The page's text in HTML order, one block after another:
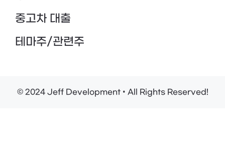
중고차 대출
테마주/관련주
© 2024 Jeff Development • All Rights Reserved!